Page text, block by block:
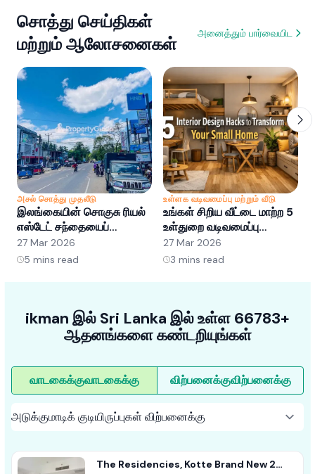
சொத்து செய்திகள்
மற்றும் ஆலோசனைகள்
அனைத்தும் பார்வையிட
அசல் சொத்து முதலீடு
இலங்கையின் சொகுசு ரியல்
எஸ்டேட் சந்தையைப்
புரிந்துகொள்வது: வாய்ப்புகள்
மற்றும் போக்குகள்
27 Mar 2026
5 mins read
உள்ளக வடிவமைப்பு மற்றும் வீடு
உங்கள் சிறிய வீட்டை மாற்ற 5
உள்துறை வடிவமைப்பு
ஹேக்குகள்
27 Mar 2026
3 mins read
ikman இல் Sri Lanka இல் உள்ள 66783+
ஆதனங்களை கண்டறியுங்கள்
வாடகைக்குவாடகைக்கு விற்பனைக்குவிற்பனைக்கு
The Residencies, Kotte Brand New 2